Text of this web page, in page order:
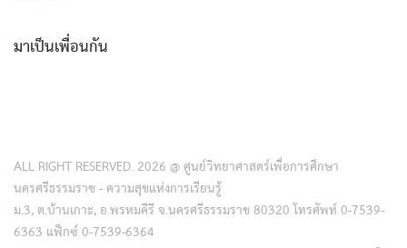
มาเป็นเพื่อนกัน
ALL RIGHT RESERVED. 2026 @ ศูนย์วิทยาศาสตร์เพื่อการศึกษา
นครศรีธรรมราช - ความสุขแห่งการเรียนรู้
ม.3, ต.บ้านเกาะ, อ.พรหมคีรี จ.นครศรีธรรมราช 80320 โทรศัพท์ 0-7539-
6363 แฟ็กซ์ 0-7539-6364